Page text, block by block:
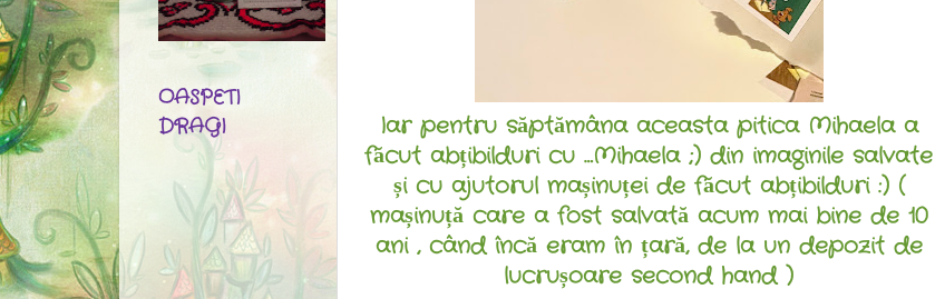
Iar pentru săptămâna aceasta pitica Mihaela a
făcut abțibilduri cu …Mihaela ;) din imaginile salvate
și cu ajutorul mașinuței de făcut abțibilduri :) (
mașinuță care a fost salvată acum mai bine de 10
ani , când încă eram în țară, de la un depozit de
lucrușoare second hand )
OASPETI
DRAGI